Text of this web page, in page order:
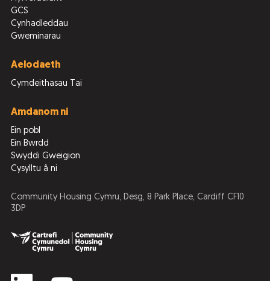
GCS
Cynhadleddau
Gweminarau
Aelodaeth
Cymdeithasau Tai
Amdanom ni
Ein pobl
Ein Bwrdd
Swyddi Gweigion
Cysylltu â ni
Community Housing Cymru, Desg, 8 Park Place, Cardiff CF10
3DP